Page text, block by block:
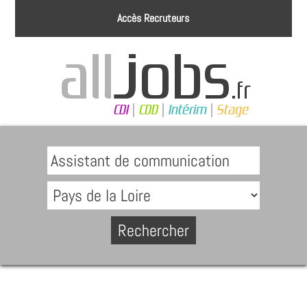
Accès Recruteurs